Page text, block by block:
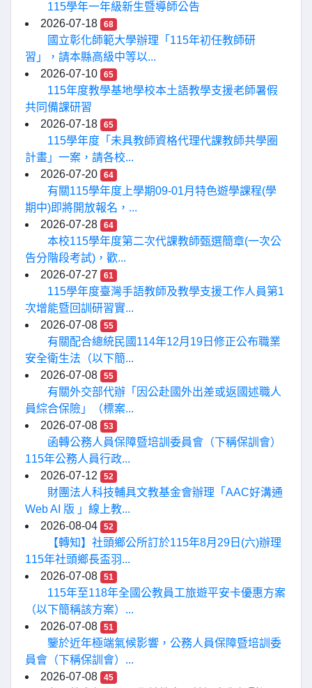
115學年一年級新生暨導師公告
2026-07-18
68
國立彰化師範大學辦理「115年初任教師研
習」，請本縣高級中等以...
2026-07-10
65
115年度教學基地學校本土語教學支援老師暑假
共同備課研習
2026-07-18
65
115學年度「未具教師資格代理代課教師共學圈
計畫」一案，請各校...
2026-07-20
64
有關115學年度上學期09-01月特色遊學課程(學
期中)即將開放報名，...
2026-07-28
64
本校115學年度第二次代課教師甄選簡章(一次公
告分階段考試)，歡...
2026-07-27
61
115學年度臺灣手語教師及教學支援工作人員第1
次增能暨回訓研習實...
2026-07-08
55
有關配合總統民國114年12月19日修正公布職業
安全衛生法（以下簡...
2026-07-08
55
有關外交部代辦「因公赴國外出差或返國述職人
員綜合保險」（標案...
2026-07-08
53
函轉公務人員保障暨培訓委員會（下稱保訓會）
115年公務人員行政...
2026-07-12
52
財團法人科技輔具文教基金會辦理「AAC好溝通
Web AI 版 」線上教...
2026-08-04
52
【轉知】社頭鄉公所訂於115年8月29日(六)辦理
115年社頭鄉長盃羽...
2026-07-08
51
115年至118年全國公教員工旅遊平安卡優惠方案
（以下簡稱該方案）...
2026-07-08
51
鑒於近年極端氣候影響，公務人員保障暨培訓委
員會（下稱保訓會）...
2026-07-08
45